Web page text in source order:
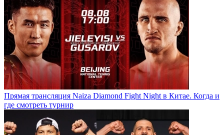
Прямая трансляция Naiza Diamond Fight Night в Китае. Когда и
где смотреть турнир